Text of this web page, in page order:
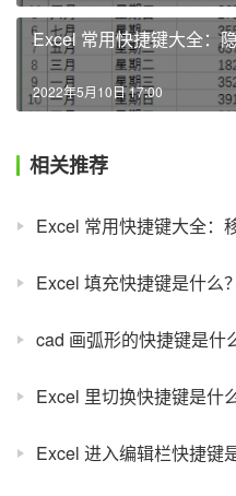
Excel 常用快捷键大全：
2022年5月10日 17:00
相关推荐
Excel 常用快捷键大全：
Excel 填充快捷键是什么？
cad 画弧形的快捷键是什
Excel 里切换快捷键是什
Excel 进入编辑栏快捷键